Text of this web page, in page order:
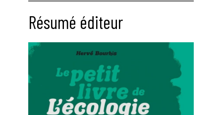
Résumé éditeur